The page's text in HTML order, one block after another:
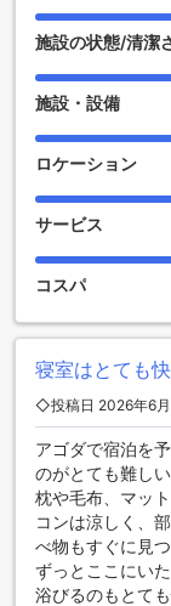
約束します。宿
設備が整ってい
潔な衣類を保つ
可能であり、イ
せます。また、
インターネット
ックアウトサー
キーピングサー
することができ
用意されており
便利な駐車施設
ラッチャプルエ
ンパトムに位置
ル内には専用の
す。車でお越し
です。駐車場が
駐車し、観光や
ッチャプルエッ
は、快適な滞在
施設の状態/清潔
施設・設備
ロケーション
サービス
コスパ
寝室はとても快
◇投稿日 2026年6
アゴダで宿泊を
のがとても難し
枕や毛布、マッ
コンは涼しく、
べ物もすぐに見
ずっとここにい
浴びるのもとて